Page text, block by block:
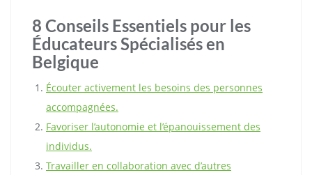
8 Conseils Essentiels pour les
Éducateurs Spécialisés en
Belgique
Écouter activement les besoins des personnes
accompagnées.
Favoriser l’autonomie et l’épanouissement des
individus.
Travailler en collaboration avec d’autres